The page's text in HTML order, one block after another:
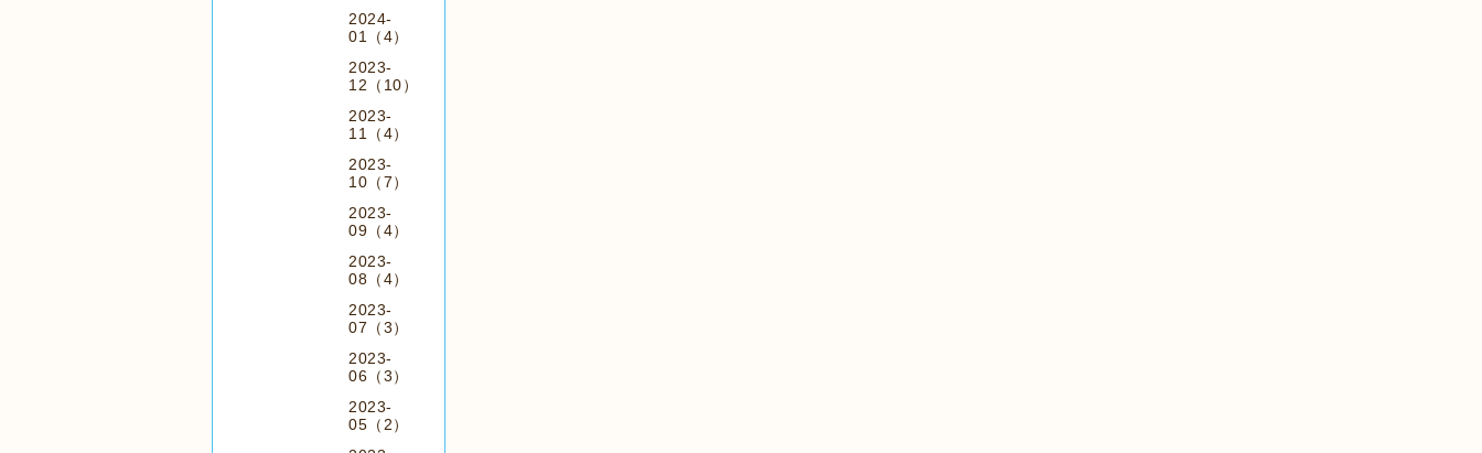
2024-
01（4）
2023-
12（10）
2023-
11（4）
2023-
10（7）
2023-
09（4）
2023-
08（4）
2023-
07（3）
2023-
06（3）
2023-
05（2）